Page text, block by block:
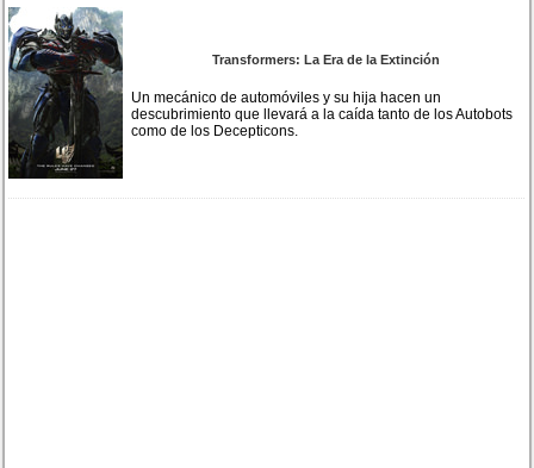
Transformers: La Era de la Extinción
Un mecánico de automóviles y su hija hacen un
descubrimiento que llevará a la caída tanto de los Autobots
como de los Decepticons.